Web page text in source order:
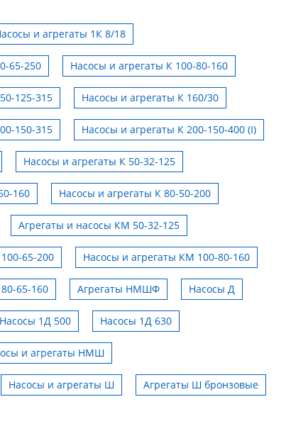
и агрегаты 1К 8/18
65-250 Насосы и агрегаты К 100-80-160
125-315 Насосы и агрегаты К 160/30
150-315 Насосы и агрегаты К 200-150-400 (I)
Насосы и агрегаты К 50-32-125
160 Насосы и агрегаты К 80-50-200
Агрегаты и насосы КМ 50-32-125
65-200 Насосы и агрегаты КМ 100-80-160
65-160 Агрегаты НМШФ Насосы Д
Насосы 1Д 500 Насосы 1Д 630
и агрегаты НМШ
Насосы и агрегаты Ш Агрегаты Ш бронзовые